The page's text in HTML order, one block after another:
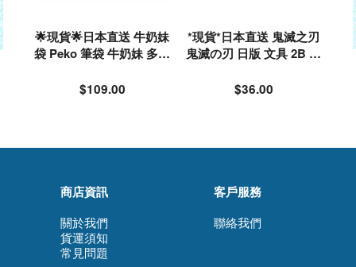
🌟現貨🌟日本直送 牛奶妹
袋 Peko 筆袋 牛奶妹 多用
多功能鉛筆袋#069294
$109.00
*現貨*日本直送 鬼滅之刃
鬼滅の刃 日版 文具 2B 鉛
子 蝴蝶忍 炎柱#916390
$36.00
商店資訊
關於我們
貨運須知
常見問題
客戶服務
聯絡我們